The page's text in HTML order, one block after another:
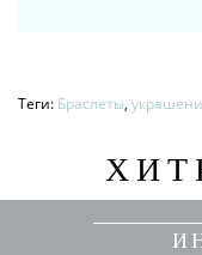
Теги: Браслеты,